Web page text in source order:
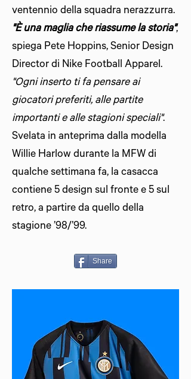
ventennio della squadra nerazzurra.
"È una maglia che riassume la storia",
spiega Pete Hoppins, Senior Design
Director di Nike Football Apparel.
"Ogni inserto ti fa pensare ai
giocatori preferiti, alle partite
importanti e alle stagioni speciali".
Svelata in anteprima dalla modella
Willie Harlow durante la MFW di
qualche settimana fa, la casacca
contiene 5 design sul fronte e 5 sul
retro, a partire da quello della
stagione ’98/’99.
Share